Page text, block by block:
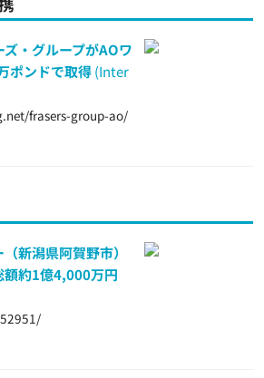
ズ・グループがAOワ
ポンドで取得(Inter
frasers-group-ao/
新潟県阿賀野市）
約1億4,000万円